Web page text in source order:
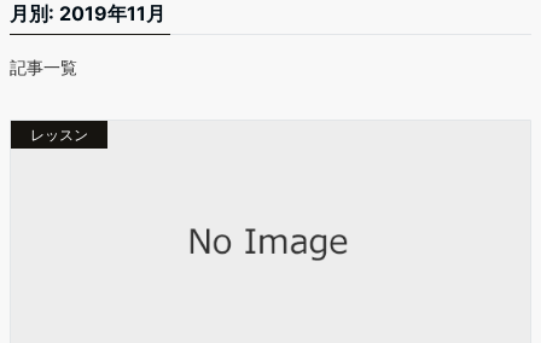
月別: 2019年11月
記事一覧
レッスン